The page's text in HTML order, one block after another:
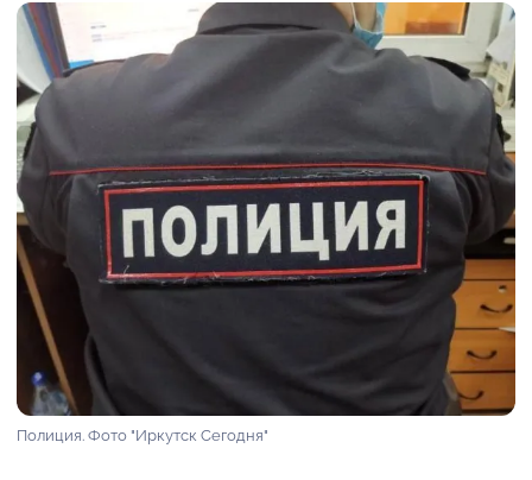
Полиция. Фото "Иркутск Сегодня"